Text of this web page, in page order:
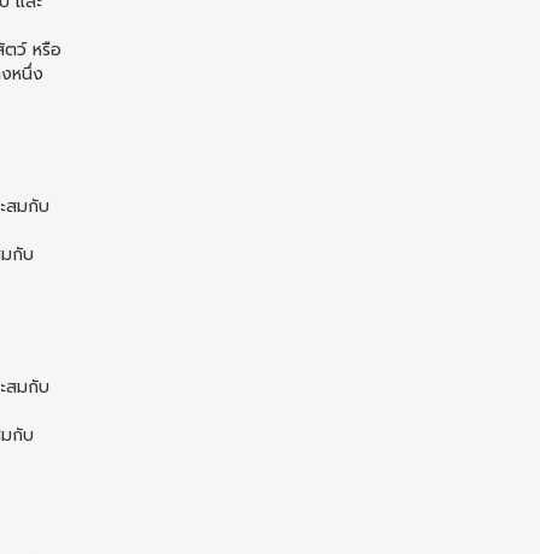
ตว์ หรือ
หนึ่ง
สมกับ
กับ
สมกับ
กับ